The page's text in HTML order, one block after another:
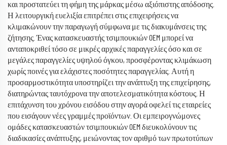
και προστατεύει τη φήμη της μάρκας μέσω αξιόπιστης απόδοσης.
Η λειτουργική ευελιξία επιτρέπει στις επιχειρήσεις να
κλιμακώνουν την παραγωγή σύμφωνα με τις διακυμάνσεις της
ζήτησης. Ένας κατασκευαστής τσιμπουκιών OEM μπορεί να
ανταποκριθεί τόσο σε μικρές αρχικές παραγγελίες όσο και σε
μεγάλες παραγγελίες υψηλού όγκου, προσφέροντας κλιμάκωση
χωρίς ποινές για ελάχιστες ποσότητες παραγγελίας. Αυτή η
προσαρμοστικότητα υποστηρίζει την ανάπτυξη της επιχείρησης,
διατηρώντας ταυτόχρονα την αποτελεσματικότητα κόστους. Η
επιτάχυνση του χρόνου εισόδου στην αγορά οφελεί τις εταιρείες
που εισάγουν νέες γραμμές προϊόντων. Οι εμπειρογνώμονες
ομάδες κατασκευαστών τσιμπουκιών OEM διευκολύνουν τις
διαδικασίες ανάπτυξης, μειώνοντας τον αριθμό των πρωτοτύπων